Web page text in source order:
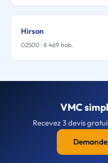
Hirson
02500 · 8 469 hab.
VMC
Recevez 3 devis